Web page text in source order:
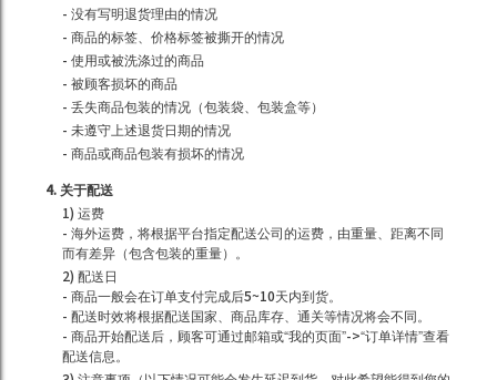
- 没有写明退货理由的情况
- 商品的标签、价格标签被撕开的情况
- 使用或被洗涤过的商品
- 被顾客损坏的商品
- 丢失商品包装的情况（包装袋、包装盒等）
- 未遵守上述退货日期的情况
- 商品或商品包装有损坏的情况
4. 关于配送
1) 运费
- 海外运费，将根据平台指定配送公司的运费，由重量、距离不同
而有差异（包含包装的重量）。
2) 配送日
- 商品一般会在订单支付完成后5~10天内到货。
- 配送时效将根据配送国家、商品库存、通关等情况将会不同。
- 商品开始配送后，顾客可通过邮箱或“我的页面”->“订单详情”查看
配送信息。